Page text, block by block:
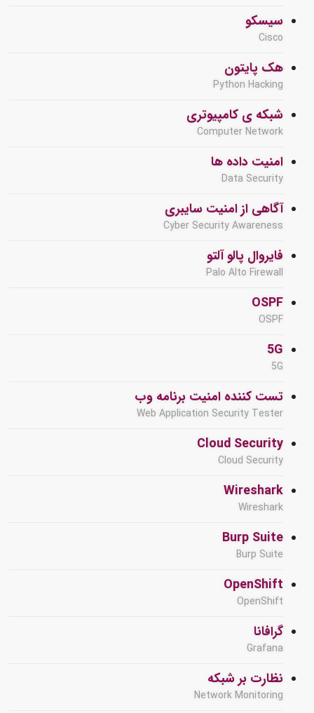
سیسکو
Cisco
هک پایتون
Python Hacking
شبکه ی کامپیوتری
Computer Network
امنیت داده ها
Data Security
آگاهی از امنیت سایبری
Cyber Security Awareness
فایروال پالو آلتو
Palo Alto Firewall
OSPF
OSPF
5G
5G
تست کننده امنیت برنامه وب
Web Application Security Tester
Cloud Security
Cloud Security
Wireshark
Wireshark
Burp Suite
Burp Suite
OpenShift
OpenShift
گرافانا
Grafana
نظارت بر شبکه
Network Monitoring